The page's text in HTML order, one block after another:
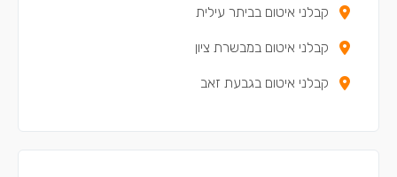
קבלני איטום בביתר עילית
קבלני איטום במבשרת ציון
קבלני איטום בגבעת זאב
קבלני איטום ברעות